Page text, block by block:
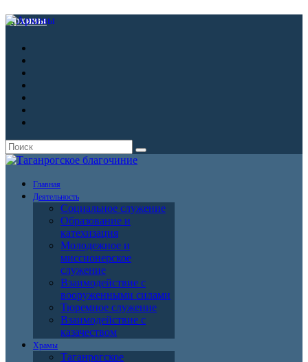
Архивы
Главная
Деятельность
Социальное служение
Образование и
катехизация
Молодежное и
миссионерское
служение
Взаимодействие с
вооруженными силами
Тюремное служение
Взаимодействие с
казачеством
Храмы
Таганрогское